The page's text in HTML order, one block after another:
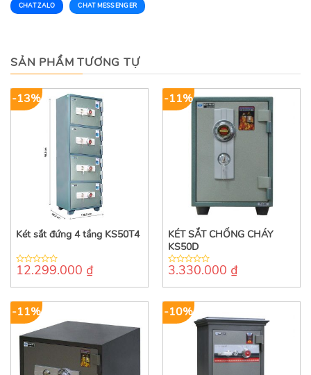
CHAT ZALO CHAT MESSENGER
SẢN PHẨM TƯƠNG TỰ
-13%
Két sắt đứng 4 tầng KS50T4
0
of
12.299.000 ₫
-11%
KÉT SẮT CHỐNG CHÁY
KS50D
0
of
3.330.000 ₫
-11% -10%